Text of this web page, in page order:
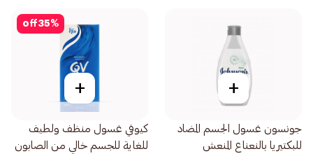
+
جونسون غسول الجسم المضاد
للبكتيريا بالنعناع المنعش
35%
off
+
كيوفي غسول منظف ولطيف
للغاية للجسم خالي من الصابون